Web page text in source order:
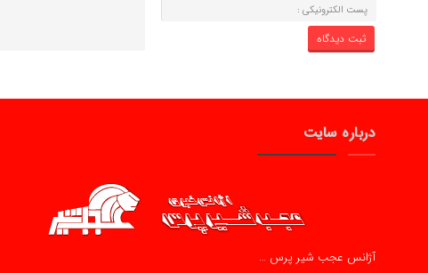
درباره سایت
آژانس عجب شیر پرس …